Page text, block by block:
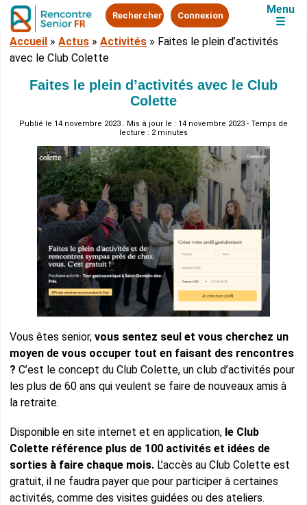
Rechercher Connexion
Menu
☰
Accueil »Actus »Activités » Faites le plein d’activités
avec le Club Colette
Faites le plein d’activités avec le Club
Colette
Publié le 14 novembre 2023 . Mis à jour le : 14 novembre 2023 - Temps de
lecture : 2 minutes
Vous êtes senior,vous sentez seul et vous cherchez un
moyen de vous occuper tout en faisant des rencontres
? C’est le concept du Club Colette, un club d’activités pour
les plus de 60 ans qui veulent se faire de nouveaux amis à
la retraite.
Disponible en site internet et en application, le Club
Colette référence plus de 100 activités et idées de
sorties à faire chaque mois. L’accès au Club Colette est
gratuit, il ne faudra payer que pour participer à certaines
activités, comme des visites guidées ou des ateliers.